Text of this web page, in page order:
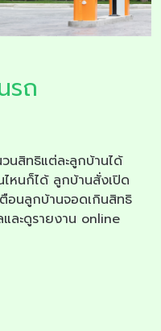
รถ
นสิทธิแต่ละลูกบ้านได้
ไหนก็ได้ ลูกบ้านสั่งเปิด
อนลูกบ้านจอดเกินสิทธิ
และดูรายงาน online